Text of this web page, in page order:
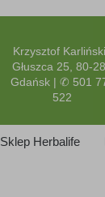
Krzysztof Karliński
Głuszca 25, 80-
Gdańsk | ✆ 501
522
Sklep Herbalife